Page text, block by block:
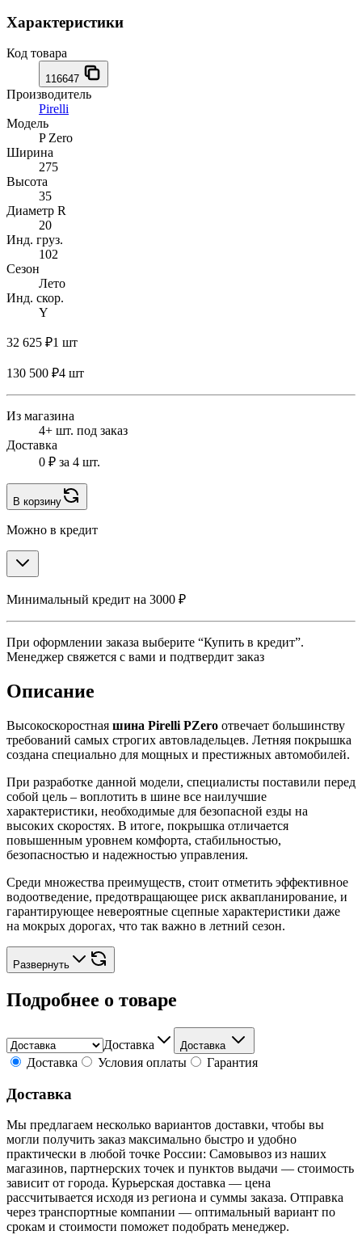
Характеристики
Код товара
116647
Производитель
Pirelli
Модель
P Zero
Ширина
275
Высота
35
Диаметр R
20
Инд. груз.
102
Сезон
Лето
Инд. скор.
Y
32 625 ₽1 шт
130 500 ₽4 шт
Из магазина
4+ шт. под заказ
Доставка
0 ₽ за 4 шт.
В корзину
Можно в кредит
Минимальный кредит на 3000 ₽
При оформлении заказа выберите “Купить в кредит”.
Менеджер свяжется с вами и подтвердит заказ
Описание
Высокоскоростная шина Pirelli PZero отвечает большинству
требований самых строгих автовладельцев. Летняя покрышка
создана специально для мощных и престижных автомобилей.
При разработке данной модели, специалисты поставили перед
собой цель – воплотить в шине все наилучшие
характеристики, необходимые для безопасной езды на
высоких скоростях. В итоге, покрышка отличается
повышенным уровнем комфорта, стабильностью,
безопасностью и надежностью управления.
Среди множества преимуществ, стоит отметить эффективное
водоотведение, предотвращающее риск аквапланирование, и
гарантирующее невероятные сцепные характеристики даже
на мокрых дорогах, что так важно в летний сезон.
Развернуть
Подробнее о товаре
Доставка Доставка
Доставка Условия оплаты Гарантия
Доставка
Мы предлагаем несколько вариантов доставки, чтобы вы
могли получить заказ максимально быстро и удобно
практически в любой точке России: Самовывоз из наших
магазинов, партнерских точек и пунктов выдачи — стоимость
зависит от города. Курьерская доставка — цена
рассчитывается исходя из региона и суммы заказа. Отправка
через транспортные компании — оптимальный вариант по
срокам и стоимости поможет подобрать менеджер.